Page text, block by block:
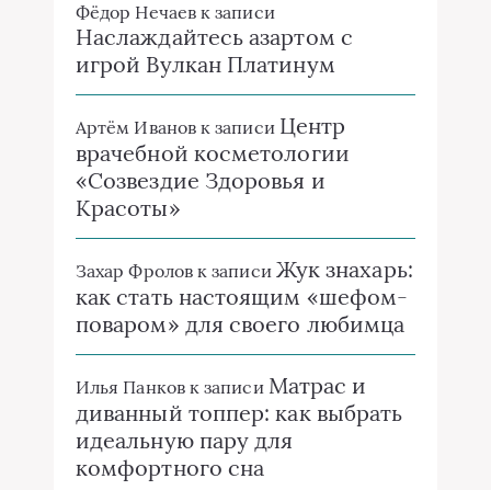
Фёдор Нечаевк записи
Наслаждайтесь азартом с
игрой Вулкан Платинум
Артём Ивановк записи Центр
врачебной косметологии
«Созвездие Здоровья и
Красоты»
Захар Фроловк записи Жук знахарь:
как стать настоящим «шефом-
поваром» для своего любимца
Илья Панковк записи Матрас и
диванный топпер: как выбрать
идеальную пару для
комфортного сна